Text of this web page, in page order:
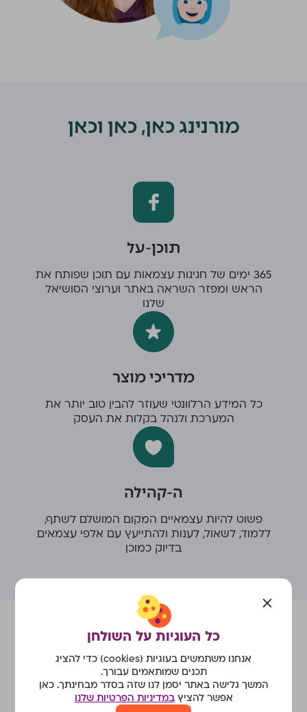
מורנינג כאן, כאן וכאן
תוכן-על
365 ימים של חגיגות עצמאות עם תוכן שפותח את
הראש ומפזר השראה באתר וערוצי הסושיאל
שלנו
מדריכי מוצר
כל המידע הרלוונטי שעוזר להבין טוב יותר את
המערכת ולנהל בקלות את העסק
ה-קהילה
פשוט להיות עצמאיים המקום המושלם לשתף,
ללמוד, לשאול, לענות ולהתייעץ עם אלפי עצמאים
בדיוק כמוכן
למקרה שיצאנו קוראי
מחשבות, הנה כמה תשובות
לשאלות שלכם:
כל העוגיות על השולחן
אנחנו משתמשים בעוגיות (cookies) כדי להציג
תכנים שמותאמים עבורך.
המשך גלישה באתר יסמן לנו שזה בסדר מבחינתך. כאן
אפשר להציץבמדיניות הפרטיות שלנו